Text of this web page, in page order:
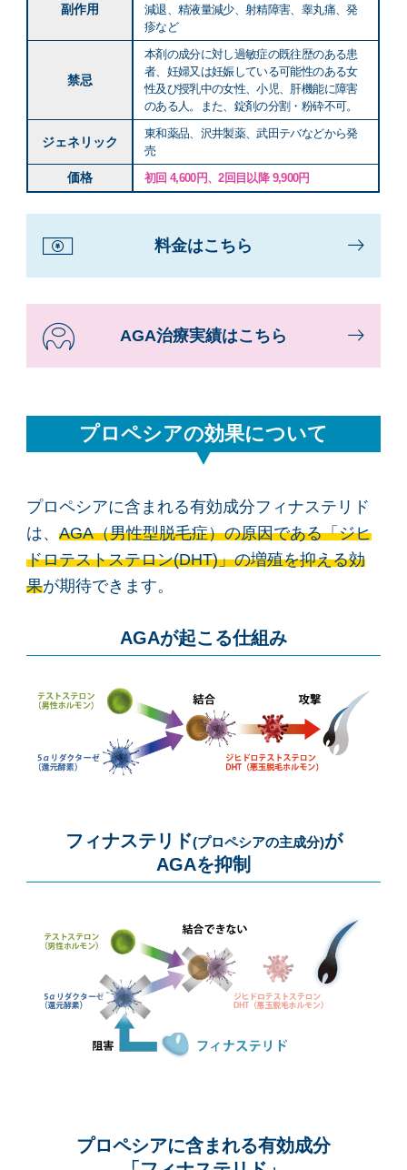
副作用
減退、精液量減少、射精障害、睾丸痛、発
疹など
禁忌
本剤の成分に対し過敏症の既往歴のある患
者、妊婦又は妊娠している可能性のある女
性及び授乳中の女性、小児、肝機能に障害
のある人。また、錠剤の分割・粉砕不可。
ジェネリック
東和薬品、沢井製薬、武田テバなどから発
売
価格 初回 4,600円、2回目以降 9,900円
料金はこちら
AGA治療実績はこちら
プロペシアの効果について
プロペシアに含まれる有効成分フィナステリド
は、AGA（男性型脱毛症）の原因である「ジヒ
ドロテストステロン(DHT)」の増殖を抑える効
果が期待できます。
AGAが起こる仕組み
フィナステリド(プロペシアの主成分)が
AGAを抑制
プロペシアに含まれる有効成分